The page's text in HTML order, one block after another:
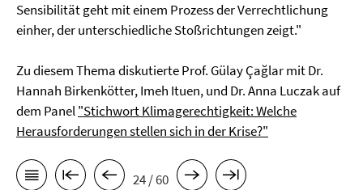
Sensibilität geht mit einem Prozess der Verrechtlichung
einher, der unterschiedliche Stoßrichtungen zeigt."
Zu diesem Thema diskutierte Prof. Gülay Çağlar mit Dr.
Hannah Birkenkötter, Imeh Ituen, und Dr. Anna Luczak auf
dem Panel"Stichwort Klimagerechtigkeit: Welche
Herausforderungen stellen sich in der Krise?"
24 / 60